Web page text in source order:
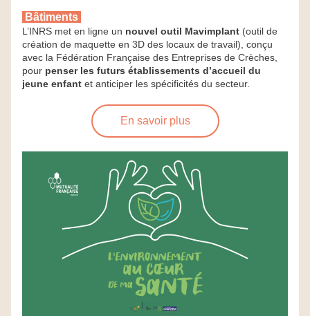
Bâtiments
L’INRS met en ligne un nouvel outil Mavimplant (outil de
création de maquette en 3D des locaux de travail), conçu
avec la Fédération Française des Entreprises de Crèches,
pour penser les futurs établissements d’accueil du
jeune enfant et anticiper les spécificités du secteur.
En savoir plus